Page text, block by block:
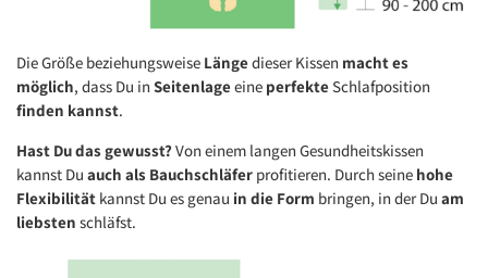
Die Größe beziehungsweise Längedieser Kissen macht es
möglich, dass Du in Seitenlageeine perfekteSchlafposition
finden kannst.
Hast Du das gewusst?Von einem langen Gesundheitskissen
kannst Du auch als Bauchschläfer profitieren. Durch seine hohe
Flexibilität kannst Du es genau in die Form bringen, in der Du am
liebsten schläfst.